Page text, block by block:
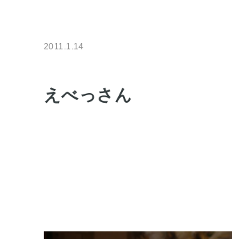
2011.1.14
えべっさん